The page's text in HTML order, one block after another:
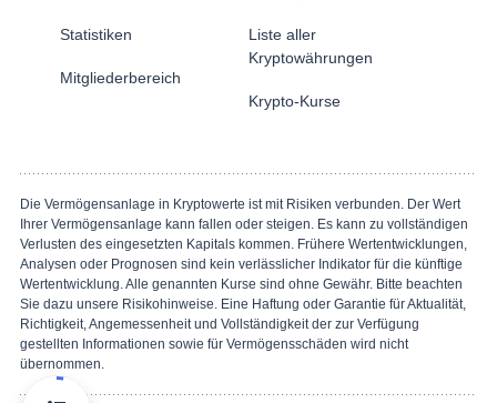
Statistiken
Mitgliederbereich
Liste aller
Kryptowährungen
Krypto-Kurse
Die Vermögensanlage in Kryptowerte ist mit Risiken verbunden. Der Wert
Ihrer Vermögensanlage kann fallen oder steigen. Es kann zu vollständigen
Verlusten des eingesetzten Kapitals kommen. Frühere Wertentwicklungen,
Analysen oder Prognosen sind kein verlässlicher Indikator für die künftige
Wertentwicklung. Alle genannten Kurse sind ohne Gewähr. Bitte beachten
Sie dazu unsere Risikohinweise. Eine Haftung oder Garantie für Aktualität,
Richtigkeit, Angemessenheit und Vollständigkeit der zur Verfügung
gestellten Informationen sowie für Vermögensschäden wird nicht
übernommen.